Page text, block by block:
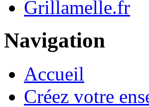
Grillamelle.fr
Navigation
Accueil
Créez votre